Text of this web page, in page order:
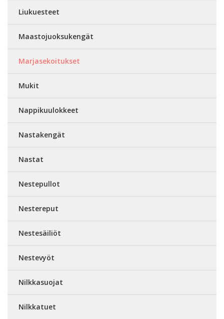
Liukuesteet
Maastojuoksukengät
Marjasekoitukset
Mukit
Nappikuulokkeet
Nastakengät
Nastat
Nestepullot
Nestereput
Nestesäiliöt
Nestevyöt
Nilkkasuojat
Nilkkatuet